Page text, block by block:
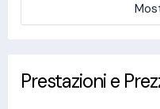
Prestazioni e